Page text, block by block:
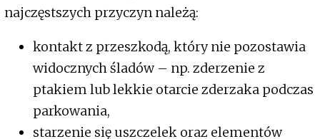
najczęstszych przyczyn należą:
kontakt z przeszkodą, który nie pozostawia
widocznych śladów – np. zderzenie z
ptakiem lub lekkie otarcie zderzaka podczas
parkowania,
starzenie się uszczelek oraz elementów